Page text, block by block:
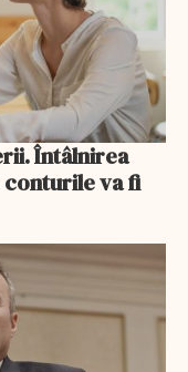
Întâlnirea
va fi